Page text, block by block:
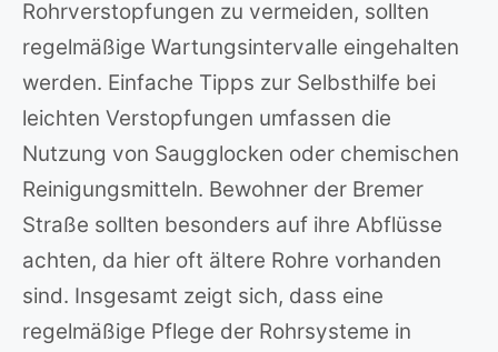
Rohrverstopfungen zu vermeiden, sollten
regelmäßige Wartungsintervalle eingehalten
werden. Einfache Tipps zur Selbsthilfe bei
leichten Verstopfungen umfassen die
Nutzung von Saugglocken oder chemischen
Reinigungsmitteln. Bewohner der Bremer
Straße sollten besonders auf ihre Abflüsse
achten, da hier oft ältere Rohre vorhanden
sind. Insgesamt zeigt sich, dass eine
regelmäßige Pflege der Rohrsysteme in